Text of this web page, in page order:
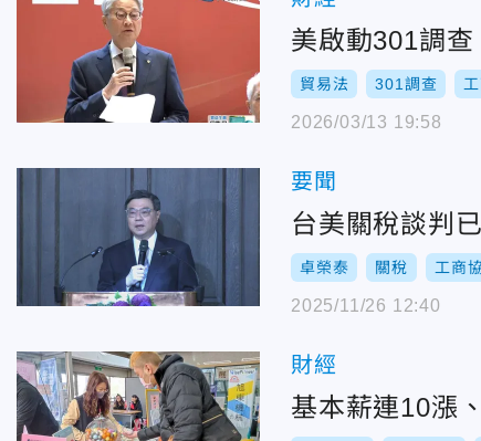
美啟動301調
貿易法 301調查
2026/03/13 19:58
要聞
台美關稅談判
卓榮泰 關稅 工商
2025/11/26 12:40
財經
基本薪連10漲